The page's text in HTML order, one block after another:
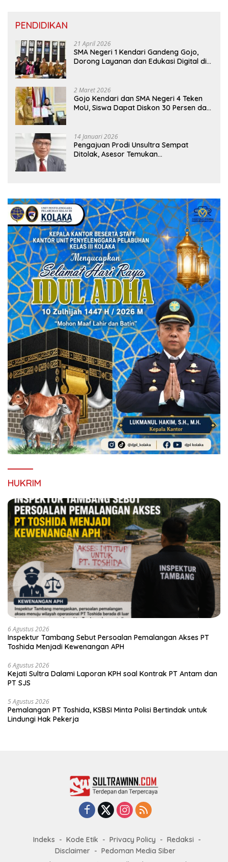
PENDIDIKAN
21 April 2026
SMA Negeri 1 Kendari Gandeng Gojo,
Dorong Layanan dan Edukasi Digital di
2 Maret 2026
Gojo Kendari dan SMA Negeri 4 Teken
MoU, Siswa Dapat Diskon 30 Persen dan
14 Januari 2026
Pengajuan Prodi Unsultra Sempat
Ditolak, Asesor Temukan
HUKRIM
6 Agustus 2026
Inspektur Tambang Sebut Persoalan Pemalangan Akses PT
Toshida Menjadi Kewenangan APH
6 Agustus 2026
Kejati Sultra Dalami Laporan KPH soal Kontrak PT Antam dan
PT SJS
5 Agustus 2026
Pemalangan PT Toshida, KSBSI Minta Polisi Bertindak untuk
Lindungi Hak Pekerja
Indeks Kode Etik Privacy Policy
Redaksi
Disclaimer
Pedoman Media Siber